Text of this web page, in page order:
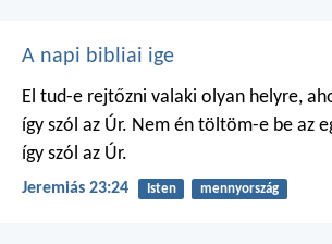
A napi bibliai ige
El tud-e rejtőzni valaki olyan helyre,
így szól az Úr. Nem én töltöm-e be az
így szól az Úr.
Jeremiás 23:24 Isten mennyország